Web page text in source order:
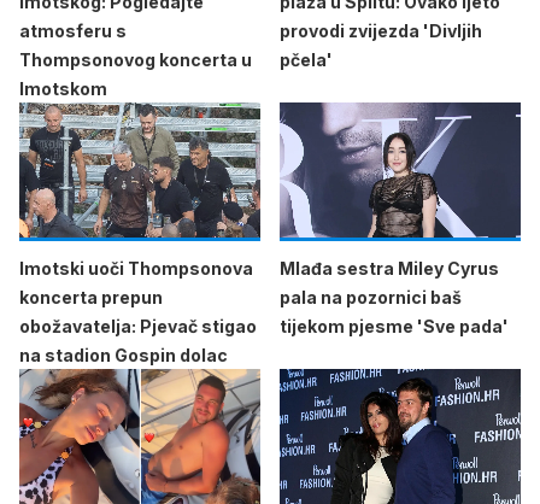
atmosferu s
Thompsonovog koncerta u
Imotskom
provodi zvijezda 'Divljih
pčela'
Imotski uoči Thompsonova
koncerta prepun
obožavatelja: Pjevač stigao
na stadion Gospin dolac
Mlađa sestra Miley Cyrus
pala na pozornici baš
tijekom pjesme 'Sve pada'